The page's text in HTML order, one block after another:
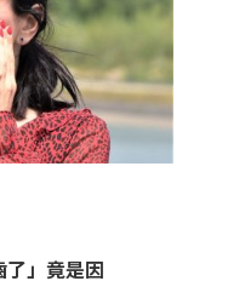
了」竟是因